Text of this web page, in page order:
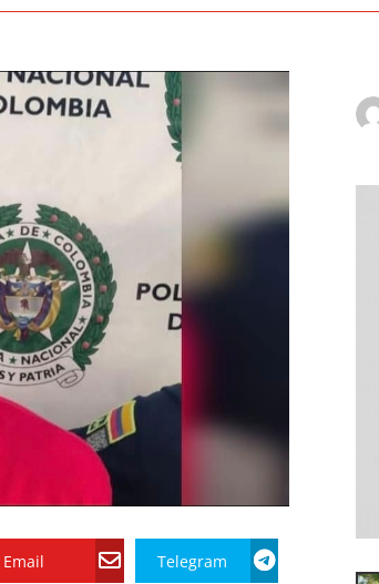
Email Telegram